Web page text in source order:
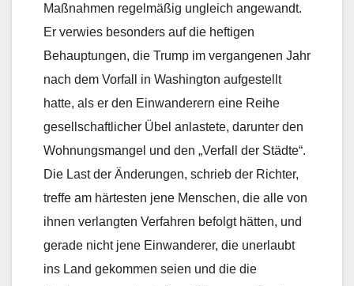
Maßnahmen regelmäßig ungleich angewandt.
Er verwies besonders auf die heftigen
Behauptungen, die Trump im vergangenen Jahr
nach dem Vorfall in Washington aufgestellt
hatte, als er den Einwanderern eine Reihe
gesellschaftlicher Übel anlastete, darunter den
Wohnungsmangel und den „Verfall der Städte“.
Die Last der Änderungen, schrieb der Richter,
treffe am härtesten jene Menschen, die alle von
ihnen verlangten Verfahren befolgt hätten, und
gerade nicht jene Einwanderer, die unerlaubt
ins Land gekommen seien und die die